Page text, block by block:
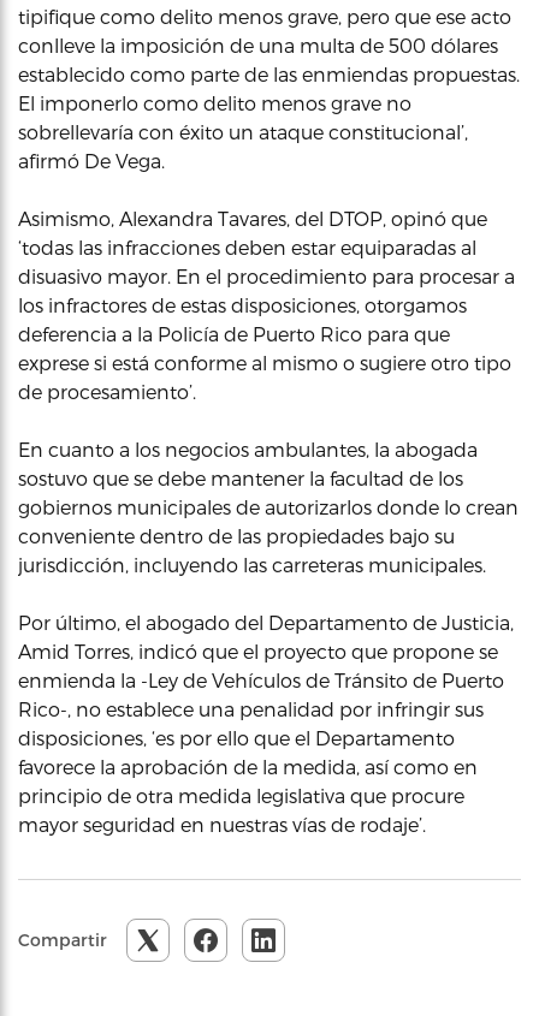
tipifique como delito menos grave, pero que ese acto
conlleve la imposición de una multa de 500 dólares
establecido como parte de las enmiendas propuestas.
El imponerlo como delito menos grave no
sobrellevaría con éxito un ataque constitucional’,
afirmó De Vega.
Asimismo, Alexandra Tavares, del DTOP, opinó que
‘todas las infracciones deben estar equiparadas al
disuasivo mayor. En el procedimiento para procesar a
los infractores de estas disposiciones, otorgamos
deferencia a la Policía de Puerto Rico para que
exprese si está conforme al mismo o sugiere otro tipo
de procesamiento’.
En cuanto a los negocios ambulantes, la abogada
sostuvo que se debe mantener la facultad de los
gobiernos municipales de autorizarlos donde lo crean
conveniente dentro de las propiedades bajo su
jurisdicción, incluyendo las carreteras municipales.
Por último, el abogado del Departamento de Justicia,
Amid Torres, indicó que el proyecto que propone se
enmienda la -Ley de Vehículos de Tránsito de Puerto
Rico-, no establece una penalidad por infringir sus
disposiciones, ‘es por ello que el Departamento
favorece la aprobación de la medida, así como en
principio de otra medida legislativa que procure
mayor seguridad en nuestras vías de rodaje’.
Compartir